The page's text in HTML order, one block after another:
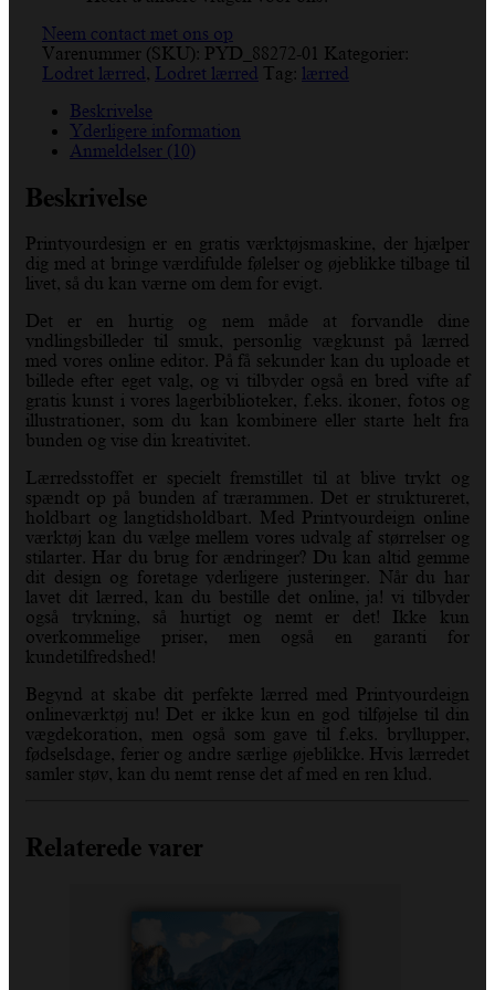
Neem contact met ons op
Varenummer (SKU): PYD_88272-01 Kategorier:
Lodret lærred , Lodret lærred Tag: lærred
Beskrivelse
Yderligere information
Anmeldelser (10)
Beskrivelse
Printyourdesign er en gratis værktøjsmaskine, der hjælper
dig med at bringe værdifulde følelser og øjeblikke tilbage til
livet, så du kan værne om dem for evigt.
Det er en hurtig og nem måde at forvandle dine
yndlingsbilleder til smuk, personlig vægkunst på lærred
med vores online editor. På få sekunder kan du uploade et
billede efter eget valg, og vi tilbyder også en bred vifte af
gratis kunst i vores lagerbiblioteker, f.eks. ikoner, fotos og
illustrationer, som du kan kombinere eller starte helt fra
bunden og vise din kreativitet.
Lærredsstoffet er specielt fremstillet til at blive trykt og
spændt op på bunden af trærammen. Det er struktureret,
holdbart og langtidsholdbart. Med Printyourdeign online
værktøj kan du vælge mellem vores udvalg af størrelser og
stilarter. Har du brug for ændringer? Du kan altid gemme
dit design og foretage yderligere justeringer. Når du har
lavet dit lærred, kan du bestille det online, ja! vi tilbyder
også trykning, så hurtigt og nemt er det! Ikke kun
overkommelige priser, men også en garanti for
kundetilfredshed!
Begynd at skabe dit perfekte lærred med Printyourdeign
onlineværktøj nu! Det er ikke kun en god tilføjelse til din
vægdekoration, men også som gave til f.eks. bryllupper,
fødselsdage, ferier og andre særlige øjeblikke. Hvis lærredet
samler støv, kan du nemt rense det af med en ren klud.
Relaterede varer